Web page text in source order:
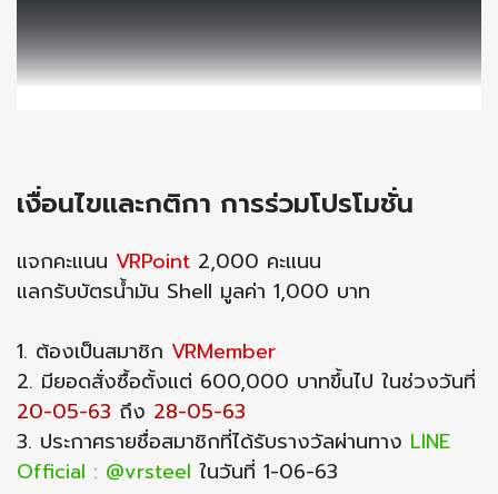
เงื่อนไขและกติกา การร่วมโปรโมชั่น
แจกคะแนน VRPoint 2,000 คะแนน
แลกรับบัตรน้ำมัน Shell มูลค่า 1,000 บาท
1. ต้องเป็นสมาชิก VRMember
2. มียอดสั่งซื้อตั้งแต่ 600,000 บาทขึ้นไป ในช่วงวันที่
20-05-63 ถึง 28-05-63
3. ประกาศรายชื่อสมาชิกที่ได้รับรางวัลผ่านทาง LINE
Official : @vrsteel ในวันที่ 1-06-63